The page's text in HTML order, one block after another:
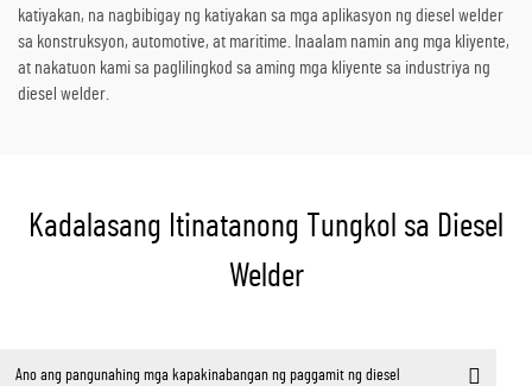
katiyakan, na nagbibigay ng katiyakan sa mga aplikasyon ng diesel welder
sa konstruksyon, automotive, at maritime. Inaalam namin ang mga kliyente,
at nakatuon kami sa paglilingkod sa aming mga kliyente sa industriya ng
diesel welder.
Kadalasang Itinatanong Tungkol sa Diesel
Welder
Ano ang pangunahing mga kapakinabangan ng paggamit ng diesel